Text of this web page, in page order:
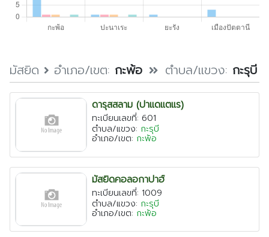
นครนายก
นครศรีธรรมราช
ประจวบคีรีขันธ์
ปัตตานี
พัทลุง
ภูเก็ต
ยะลา
ระนอง
สระบุรี
มัสยิด อำเภอ/เขต: กะพ้อ ตำบล/แขวง: กะรุบี
ดารุสสลาม (ปาแดแตแร)
ทะเบียนเลขที่: 601
ตำบล/แขวง: กะรุบี
อำเภอ/เขต: กะพ้อ
มัสยิดคอลอกาปาฮ์
ทะเบียนเลขที่: 1009
ตำบล/แขวง: กะรุบี
อำเภอ/เขต: กะพ้อ